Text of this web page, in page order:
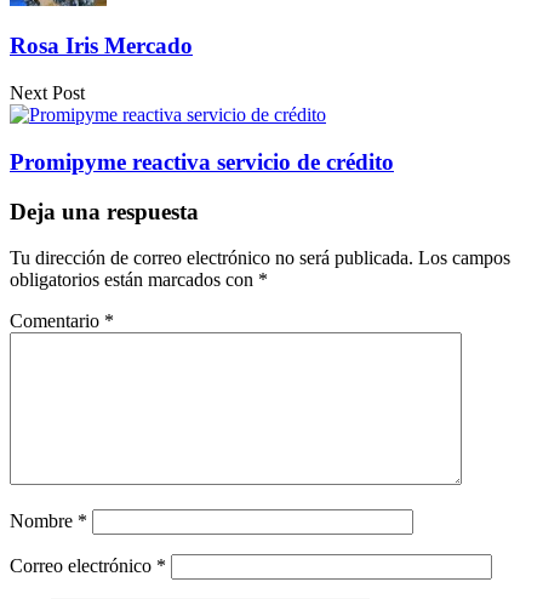
Rosa Iris Mercado
Next Post
Promipyme reactiva servicio de crédito
Deja una respuesta
Tu dirección de correo electrónico no será publicada. Los campos
obligatorios están marcados con *
Comentario *
Nombre *
Correo electrónico *